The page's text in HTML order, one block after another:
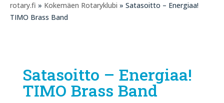
rotary.fi » Kokemäen Rotaryklubi » Satasoitto – Energiaa!
TIMO Brass Band
Satasoitto – Energiaa!
TIMO Brass Band